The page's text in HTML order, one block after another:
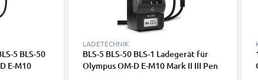
5 BLS-50
E-M10
LADETECHNIK
BLS-5 BLS-50 BLS-1 Ladegerät für
Olympus OM-D E-M10 Mark II III Pen